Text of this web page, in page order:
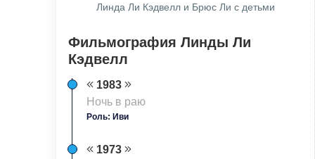
Линда Ли Кэдвелл и Брюс Ли с детьми
Фильмография Линды Ли
Кэдвелл
1983
Ночь в раю
Роль: Иви
1973